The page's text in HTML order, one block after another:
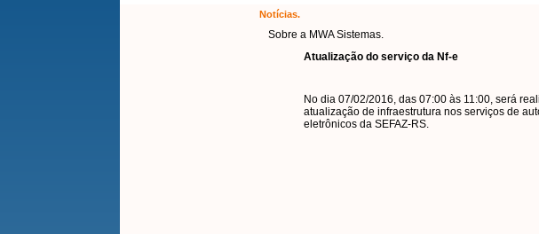
Notícias.
Sobre a MWA Sistemas.
Atualização do serviço da Nf-e
No dia 07/02/2016, das 07:00 às 11:00, será
atualização de infraestrutura nos serviços de
eletrônicos da SEFAZ-RS.